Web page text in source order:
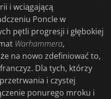
i wciągającą
Poncle w
pętli progresji i głębokiej
Warhammera,
na nowo zdefiniować to,
Dla tych, którzy
i czystej
ponurego mroku i